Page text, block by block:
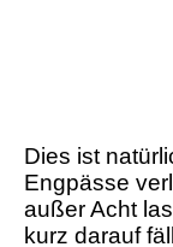
Dies ist
Engpässe
außer Acht
kurz darauf